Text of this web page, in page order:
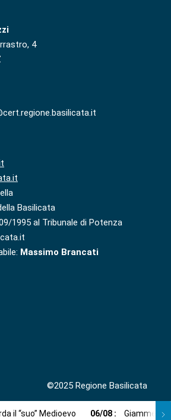
4
Basilicata
1995 al Tribunale di Potenza
Massimo Brancati
©2025 Regione Basilicata
il “suo” Medioevo 06/08 : Giammetta